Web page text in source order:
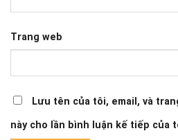
Trang web
Lưu tên của tôi, email, và
này cho lần bình luận kế tiếp của